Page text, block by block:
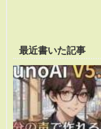
最近書いた記事